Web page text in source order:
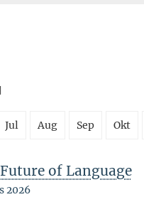
Jul Aug Sep Okt
of Language
2026